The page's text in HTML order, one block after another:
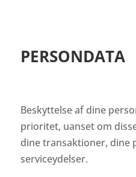
PERSONDATA
Beskyttelse af dine
prioritet, uanset om
dine transaktioner, dine
serviceydelser.